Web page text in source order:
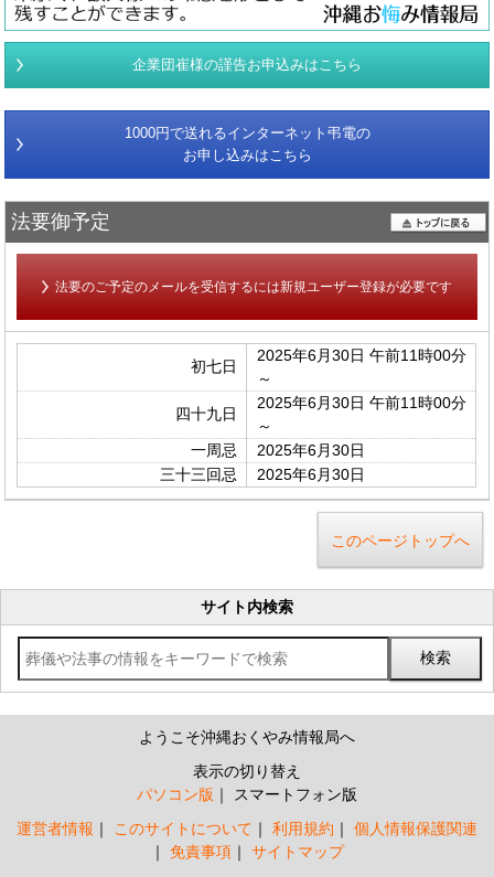
企業団崔様の謹告お申込みはこちら
1000円で送れるインターネット弔電の
お申し込みはこちら
法要御予定
法要のご予定のメールを受信するには新規ユーザー登録が必要です
初七日
2025年6月30日 午前11時00分
～
四十九日
2025年6月30日 午前11時00分
～
一周忌
2025年6月30日
三十三回忌
2025年6月30日
このページトップへ
サイト内検索
ようこそ沖縄おくやみ情報局へ
表示の切り替え
パソコン版
スマートフォン版
運営者情報
このサイトについて 利用規約
個人情報保護関連
免責事項
サイトマップ